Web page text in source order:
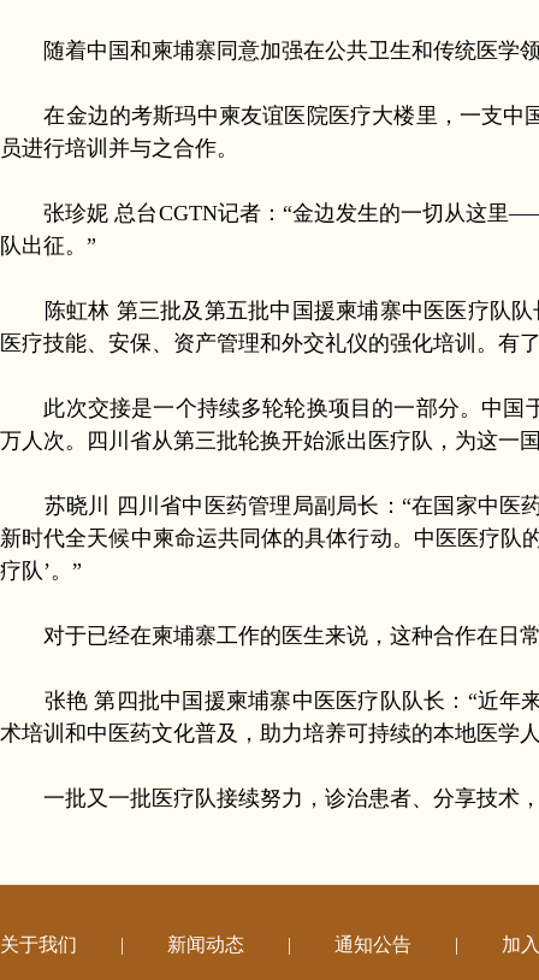
随着中国和柬埔寨同意加强在公共卫生和传统医学领
在金边的考斯玛中柬友谊医院医疗大楼里，一支中
员进行培训并与之合作。
张珍妮 总台CGTN记者：“金边发生的一切从这里
队出征。”
陈虹林 第三批及第五批中国援柬埔寨中医医疗队队
医疗技能、安保、资产管理和外交礼仪的强化培训。有
此次交接是一个持续多轮轮换项目的一部分。中国
万人次。四川省从第三批轮换开始派出医疗队，为这一
苏晓川 四川省中医药管理局副局长：“在国家中医
新时代全天候中柬命运共同体的具体行动。中医医疗队
疗队’。”
对于已经在柬埔寨工作的医生来说，这种合作在日
张艳 第四批中国援柬埔寨中医医疗队队长：“近年
术培训和中医药文化普及，助力培养可持续的本地医学
一批又一批医疗队接续努力，诊治患者、分享技术
关于我们 | 新闻动态 | 通知公告 | 加